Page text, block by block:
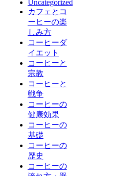
Uncategorized
カフェとコ
ーヒーの楽
しみ方
コーヒーダ
イエット
コーヒーと
宗教
コーヒーと
戦争
コーヒーの
健康効果
コーヒーの
基礎
コーヒーの
歴史
コーヒーの